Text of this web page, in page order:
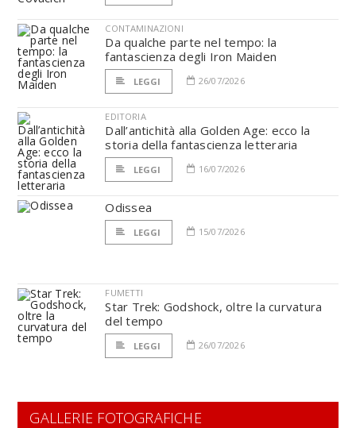
CONTAMINAZIONI
Da qualche parte nel tempo: la
fantascienza degli Iron Maiden
LEGGI 26/07/2026
EDITORIA
Dall’antichità alla Golden Age: ecco la
storia della fantascienza letteraria
LEGGI 16/07/2026
Odissea
LEGGI 15/07/2026
FUMETTI
Star Trek: Godshock, oltre la curvatura
del tempo
LEGGI 26/07/2026
GALLERIE FOTOGRAFICHE